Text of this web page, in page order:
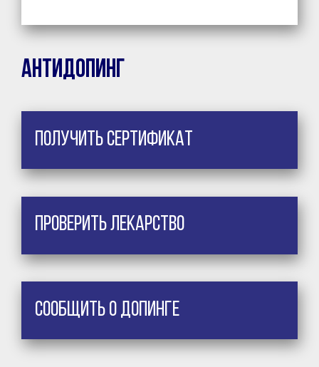
Антидопинг
Получить сертификат
Проверить лекарство
Сообщить о допинге